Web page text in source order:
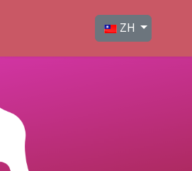
選擇你的語言
ZH